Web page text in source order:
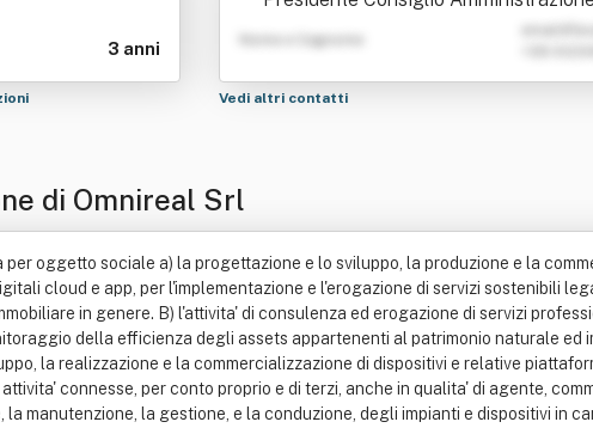
3 anni Nome e Cognome
Vedi altri contatti
di Omnireal Srl
per oggetto sociale a) la progettazione e lo sviluppo, la produzione e la
cloud e app, per l'implementazione e l'erogazione di servizi sostenibili
in genere. B) l'attivita' di consulenza ed erogazione di servizi
della efficienza degli assets appartenenti al patrimonio naturale ed
la realizzazione e la commercializzazione di dispositivi e relative
attivita' connesse, per conto proprio e di terzi, anche in qualita' di agente,
la manutenzione, la gestione, e la conduzione, degli impianti e dispositivi in